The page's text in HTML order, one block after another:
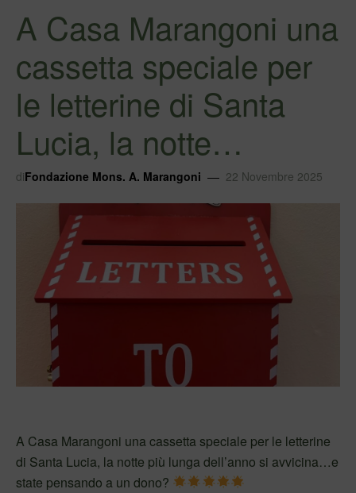
A Casa Marangoni una
cassetta speciale per
le letterine di Santa
Lucia, la notte…
diFondazione Mons. A. Marangoni 22 Novembre 2025
A Casa Marangoni una cassetta speciale per le letterine
di Santa Lucia, la notte più lunga dell’anno si avvicina…e
state pensando a un dono?